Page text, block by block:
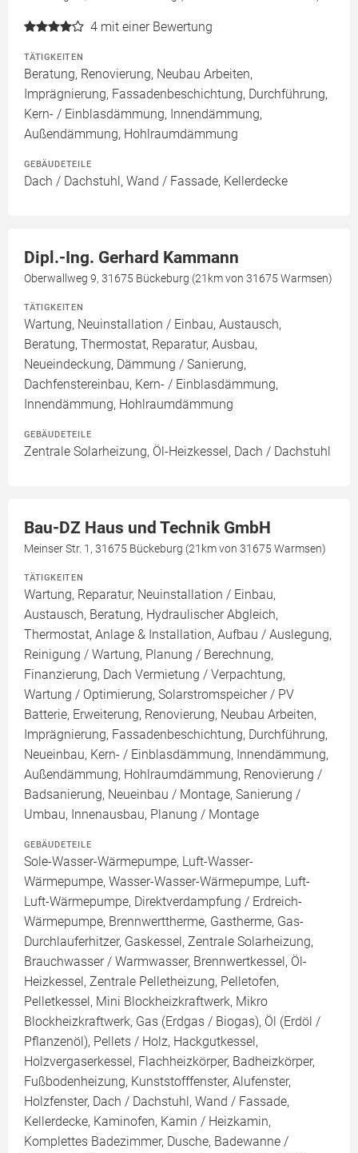
4 mit einer Bewertung
TÄTIGKEITEN
Beratung, Renovierung, Neubau Arbeiten,
Imprägnierung, Fassadenbeschichtung, Durchführung,
Kern- / Einblasdämmung, Innendämmung,
Außendämmung, Hohlraumdämmung
GEBÄUDETEILE
Dach / Dachstuhl, Wand / Fassade, Kellerdecke
Dipl.-Ing. Gerhard Kammann
Oberwallweg 9, 31675 Bückeburg (21km von 31675 Warmsen)
TÄTIGKEITEN
Wartung, Neuinstallation / Einbau, Austausch,
Beratung, Thermostat, Reparatur, Ausbau,
Neueindeckung, Dämmung / Sanierung,
Dachfenstereinbau, Kern- / Einblasdämmung,
Innendämmung, Hohlraumdämmung
GEBÄUDETEILE
Zentrale Solarheizung, Öl-Heizkessel, Dach / Dachstuhl
Bau-DZ Haus und Technik GmbH
Meinser Str. 1, 31675 Bückeburg (21km von 31675 Warmsen)
TÄTIGKEITEN
Wartung, Reparatur, Neuinstallation / Einbau,
Austausch, Beratung, Hydraulischer Abgleich,
Thermostat, Anlage & Installation, Aufbau / Auslegung,
Reinigung / Wartung, Planung / Berechnung,
Finanzierung, Dach Vermietung / Verpachtung,
Wartung / Optimierung, Solarstromspeicher / PV
Batterie, Erweiterung, Renovierung, Neubau Arbeiten,
Imprägnierung, Fassadenbeschichtung, Durchführung,
Neueinbau, Kern- / Einblasdämmung, Innendämmung,
Außendämmung, Hohlraumdämmung, Renovierung /
Badsanierung, Neueinbau / Montage, Sanierung /
Umbau, Innenausbau, Planung / Montage
GEBÄUDETEILE
Sole-Wasser-Wärmepumpe, Luft-Wasser-
Wärmepumpe, Wasser-Wasser-Wärmepumpe, Luft-
Luft-Wärmepumpe, Direktverdampfung / Erdreich-
Wärmepumpe, Brennwerttherme, Gastherme, Gas-
Durchlauferhitzer, Gaskessel, Zentrale Solarheizung,
Brauchwasser / Warmwasser, Brennwertkessel, Öl-
Heizkessel, Zentrale Pelletheizung, Pelletofen,
Pelletkessel, Mini Blockheizkraftwerk, Mikro
Blockheizkraftwerk, Gas (Erdgas / Biogas), Öl (Erdöl /
Pflanzenöl), Pellets / Holz, Hackgutkessel,
Holzvergaserkessel, Flachheizkörper, Badheizkörper,
Fußbodenheizung, Kunststofffenster, Alufenster,
Holzfenster, Dach / Dachstuhl, Wand / Fassade,
Kellerdecke, Kaminofen, Kamin / Heizkamin,
Komplettes Badezimmer, Dusche, Badewanne /